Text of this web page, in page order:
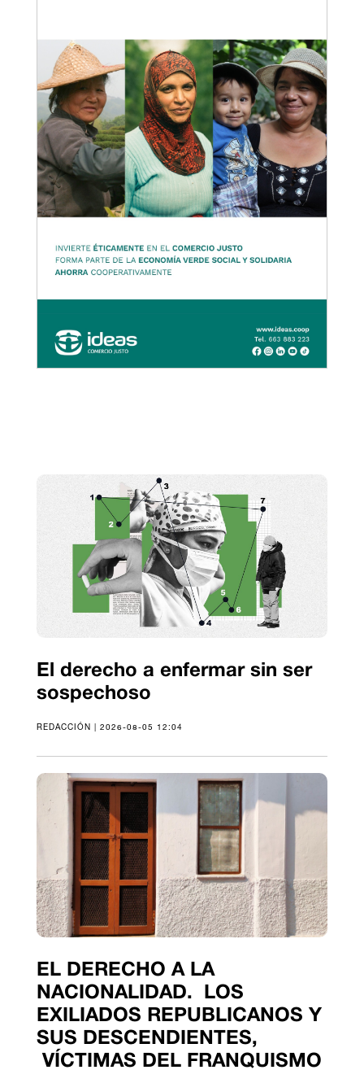
El derecho a enfermar sin ser
sospechoso
REDACCIÓN | 2026-08-05 12:04
EL DERECHO A LA
NACIONALIDAD. LOS
EXILIADOS REPUBLICANOS Y
SUS DESCENDIENTES,
VÍCTIMAS DEL FRANQUISMO